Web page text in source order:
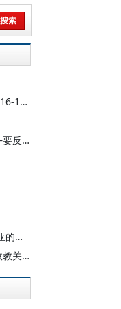
昝涛：在布哈拉与“幸福门”之间——16-19世中亚穆斯林朝觐与丝绸之路西段的耦合
昝涛 殷之光：学者谈“一带一路”——要反思两百年来的世界秩序与政治遗产
昝涛 ：地缘与文明：建立中国对中亚的常识性认知
昝涛：延续与变迁：当代土耳其的政教关系